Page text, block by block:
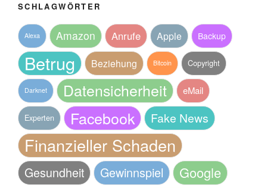
SCHLAGWÖRTER
Alexa Amazon Anrufe Apple Backup
Betrug Beziehung Bitcoin Copyright
Darknet Datensicherheit eMail
Experten Facebook Fake News
Finanzieller Schaden
Gesundheit Gewinnspiel Google